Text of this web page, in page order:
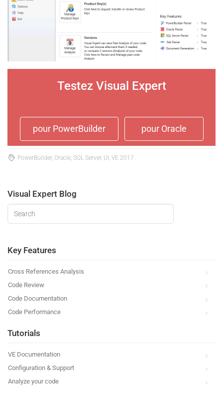
Testez Visual Expert
pour PowerBuilder pour Oracle
PowerBuilder, Oracle, SQL Server, UI, VE 2017
Visual Expert Blog
Key Features
Cross References Analysis
Code Review
Code Documentation
Code Performance
Tutorials
VE Documentation
Configuration & Support
Analyze your code